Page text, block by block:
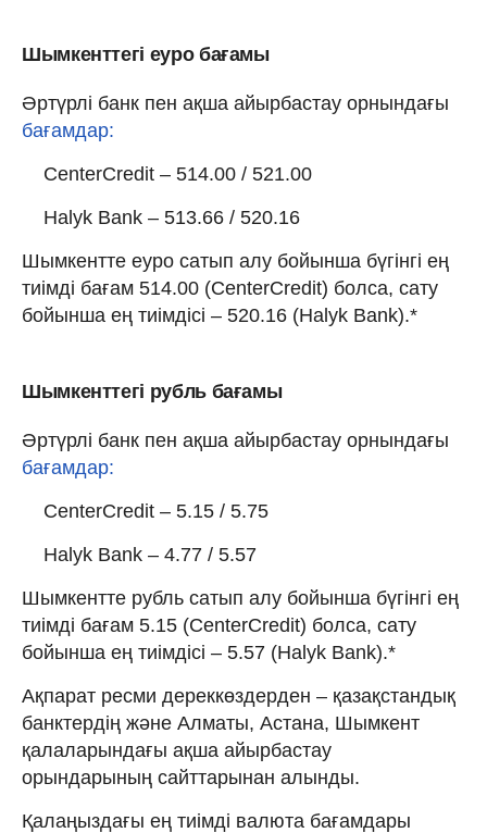
Шымкенттегі еуро бағамы
Әртүрлі банк пен ақша айырбастау орнындағы
бағамдар:
CenterCredit – 514.00 / 521.00
Halyk Bank – 513.66 / 520.16
Шымкентте еуро сатып алу бойынша бүгінгі ең
тиімді бағам 514.00 (CenterCredit) болса, сату
бойынша ең тиімдісі – 520.16 (Halyk Bank).*
Шымкенттегі рубль бағамы
Әртүрлі банк пен ақша айырбастау орнындағы
бағамдар:
CenterCredit – 5.15 / 5.75
Halyk Bank – 4.77 / 5.57
Шымкентте рубль сатып алу бойынша бүгінгі ең
тиімді бағам 5.15 (CenterCredit) болса, сату
бойынша ең тиімдісі – 5.57 (Halyk Bank).*
Ақпарат ресми дереккөздерден – қазақстандық
банктердің және Алматы, Астана, Шымкент
қалаларындағы ақша айырбастау
орындарының сайттарынан алынды.
Қалаңыздағы ең тиімді валюта бағамдары